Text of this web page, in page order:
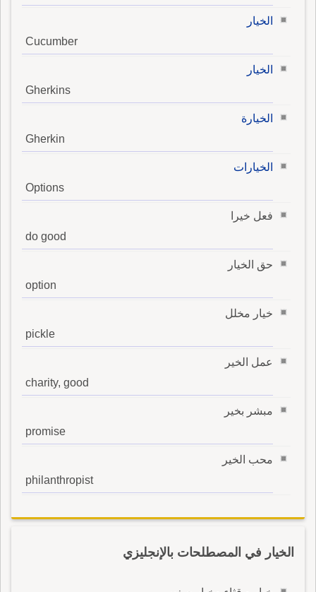
الخيار
Cucumber
الخيار
Gherkins
الخيارة
Gherkin
الخيارات
Options
فعل خيرا
do good
حق الخيار
option
خيار مخلل
pickle
عمل الخير
charity, good
مبشر بخير
promise
محب الخير
philanthropist
الخيار في المصطلحات بالإنجليزي